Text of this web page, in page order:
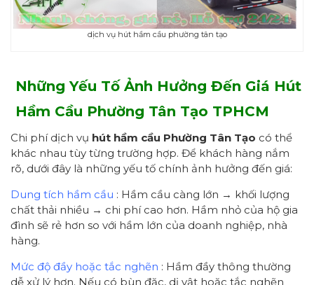
dịch vụ hút hầm cầu phường tân tạo
Những Yếu Tố Ảnh Hưởng Đến Giá Hút
Hầm Cầu Phường Tân Tạo TPHCM
Chi phí dịch vụ hút hầm cầu Phường Tân Tạo có thể
khác nhau tùy từng trường hợp. Để khách hàng nắm
rõ, dưới đây là những yếu tố chính ảnh hưởng đến giá:
Dung tích hầm cầu : Hầm cầu càng lớn → khối lượng
chất thải nhiều → chi phí cao hơn. Hầm nhỏ của hộ gia
đình sẽ rẻ hơn so với hầm lớn của doanh nghiệp, nhà
hàng.
Mức độ đầy hoặc tắc nghẽn : Hầm đầy thông thường
dễ xử lý hơn. Nếu có bùn đặc, dị vật hoặc tắc nghẽn